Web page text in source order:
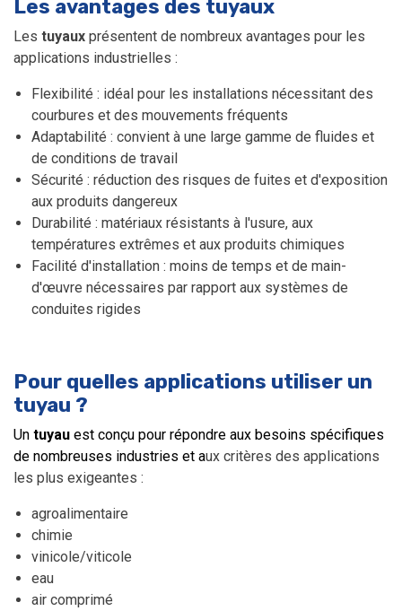
Les avantages des tuyaux
Les tuyaux présentent de nombreux avantages pour les
applications industrielles :
Flexibilité : idéal pour les installations nécessitant des
courbures et des mouvements fréquents
Adaptabilité : convient à une large gamme de fluides et
de conditions de travail
Sécurité : réduction des risques de fuites et d'exposition
aux produits dangereux
Durabilité : matériaux résistants à l'usure, aux
températures extrêmes et aux produits chimiques
Facilité d'installation : moins de temps et de main-
d'œuvre nécessaires par rapport aux systèmes de
conduites rigides
Pour quelles applications utiliser un
tuyau ?
Un tuyau est conçu pour répondre aux besoins spécifiques
de nombreuses industries et aux critères des applications
les plus exigeantes :
agroalimentaire
chimie
vinicole/viticole
eau
air comprimé